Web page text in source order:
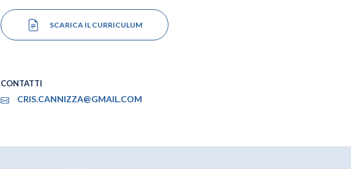
SCARICA IL CURRICULUM
CONTATTI
CRIS.CANNIZZA@GMAIL.COM